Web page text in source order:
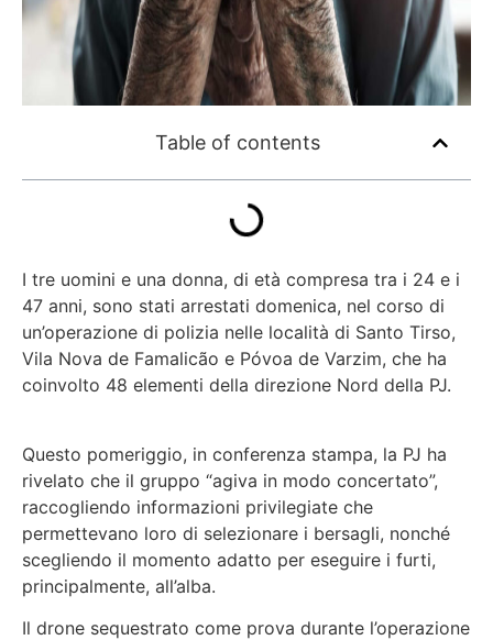
Table of contents
I tre uomini e una donna, di età compresa tra i 24 e i
47 anni, sono stati arrestati domenica, nel corso di
un’operazione di polizia nelle località di Santo Tirso,
Vila Nova de Famalicão e Póvoa de Varzim, che ha
coinvolto 48 elementi della direzione Nord della PJ.
Questo pomeriggio, in conferenza stampa, la PJ ha
rivelato che il gruppo “agiva in modo concertato”,
raccogliendo informazioni privilegiate che
permettevano loro di selezionare i bersagli, nonché
scegliendo il momento adatto per eseguire i furti,
principalmente, all’alba.
Il drone sequestrato come prova durante l’operazione